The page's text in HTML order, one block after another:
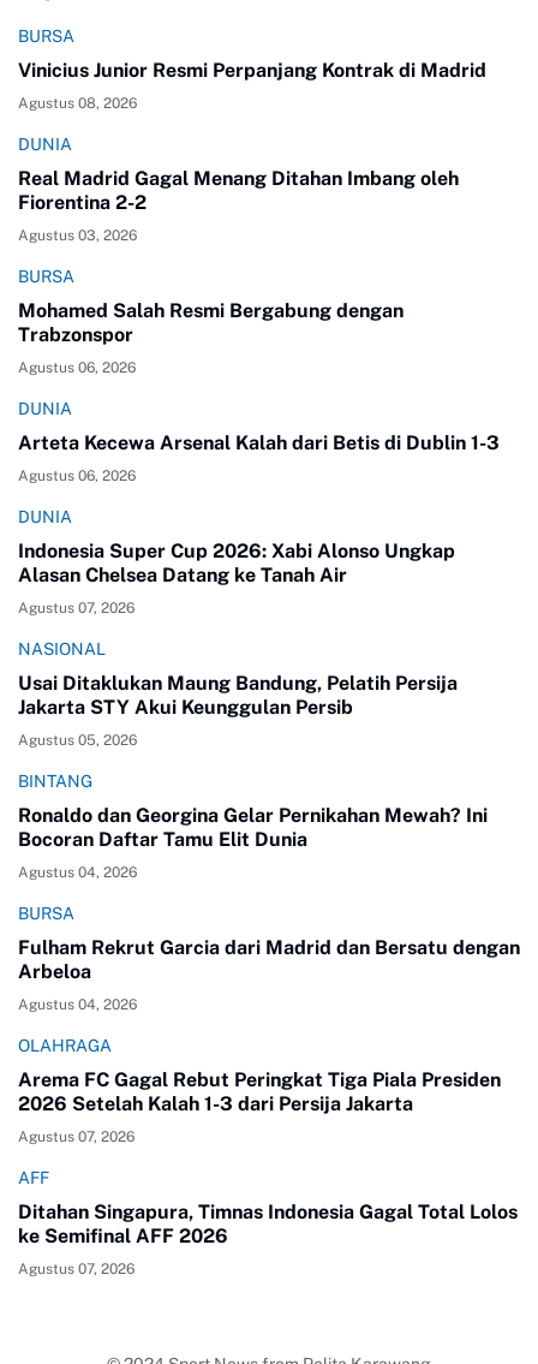
BURSA
Vinicius Junior Resmi Perpanjang Kontrak di Madrid
Agustus 08, 2026
DUNIA
Real Madrid Gagal Menang Ditahan Imbang oleh
Fiorentina 2-2
Agustus 03, 2026
BURSA
Mohamed Salah Resmi Bergabung dengan
Trabzonspor
Agustus 06, 2026
DUNIA
Arteta Kecewa Arsenal Kalah dari Betis di Dublin 1-3
Agustus 06, 2026
DUNIA
Indonesia Super Cup 2026: Xabi Alonso Ungkap
Alasan Chelsea Datang ke Tanah Air
Agustus 07, 2026
NASIONAL
Usai Ditaklukan Maung Bandung, Pelatih Persija
Jakarta STY Akui Keunggulan Persib
Agustus 05, 2026
BINTANG
Ronaldo dan Georgina Gelar Pernikahan Mewah? Ini
Bocoran Daftar Tamu Elit Dunia
Agustus 04, 2026
BURSA
Fulham Rekrut Garcia dari Madrid dan Bersatu dengan
Arbeloa
Agustus 04, 2026
OLAHRAGA
Arema FC Gagal Rebut Peringkat Tiga Piala Presiden
2026 Setelah Kalah 1-3 dari Persija Jakarta
Agustus 07, 2026
AFF
Ditahan Singapura, Timnas Indonesia Gagal Total Lolos
ke Semifinal AFF 2026
Agustus 07, 2026